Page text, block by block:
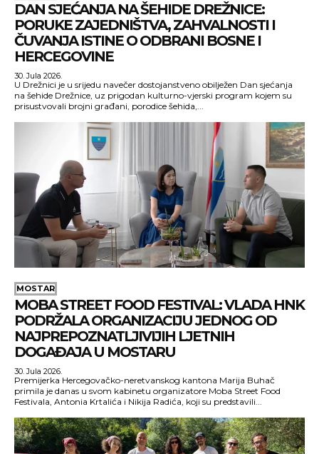
DAN SJEĆANJA NA ŠEHIDE DREŽNICE:
PORUKE ZAJEDNIŠTVA, ZAHVALNOSTI I
ČUVANJA ISTINE O ODBRANI BOSNE I
HERCEGOVINE
30. Jula 2026.
U Drežnici je u srijedu navečer dostojanstveno obilježen Dan sjećanja
na šehide Drežnice, uz prigodan kulturno-vjerski program kojem su
prisustvovali brojni građani, porodice šehida,...
MOSTAR
MOBA STREET FOOD FESTIVAL: VLADA HNK
PODRŽALA ORGANIZACIJU JEDNOG OD
NAJPREPOZNATLJIVIJIH LJETNIH
DOGAĐAJA U MOSTARU
30. Jula 2026.
Premijerka Hercegovačko-neretvanskog kantona Marija Buhač
primila je danas u svom kabinetu organizatore Moba Street Food
Festivala, Antonia Krtalića i Nikija Radića, koji su predstavili...